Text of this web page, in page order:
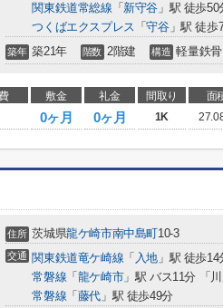
関東鉄道常総線 「 新守谷 」駅 徒歩50
つくばエクスプレス 「守谷」駅 徒歩
築年 築21年 階数 2階建 構造 軽量鉄骨
敷金 礼金 間取り 面
0ヶ月 0ヶ月 1K
住所 茨城県龍ケ崎市南中島町10-3
交通 関東鉄道竜ケ崎線 「 入地 」駅 徒歩14
常磐線 「 龍ケ崎市」駅 バス11分 「
常磐線 「 藤代 」駅 徒歩49分